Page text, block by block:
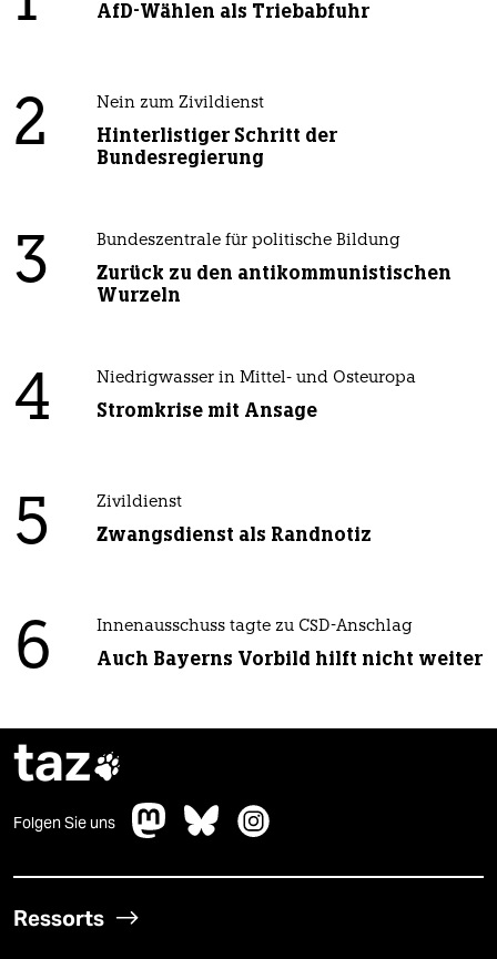
AfD-Wählen als Triebabfuhr
2 Nein zum Zivildienst
Hinterlistiger Schritt der
Bundesregierung
3 Bundeszentrale für politische Bildung
Zurück zu den antikommunistischen
Wurzeln
4 Niedrigwasser in Mittel- und Osteuropa
Stromkrise mit Ansage
5 Zivildienst
Zwangsdienst als Randnotiz
6 Innenausschuss tagte zu CSD-Anschlag
Auch Bayerns Vorbild hilft nicht weiter
taz
Folgen Sie uns
Ressorts